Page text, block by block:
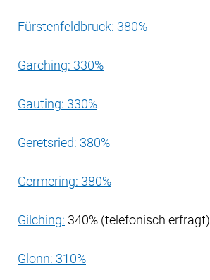
Fürstenfeldbruck: 380%
Garching: 330%
Gauting: 330%
Geretsried: 380%
Germering: 380%
Gilching: 340% (telefonisch erfragt)
Glonn: 310%